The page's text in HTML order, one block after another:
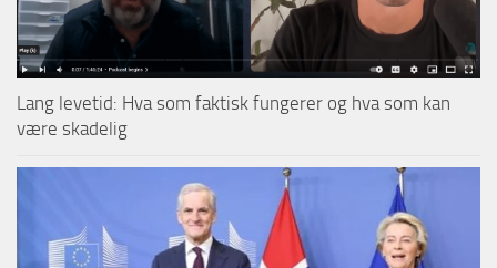
Lang levetid: Hva som faktisk fungerer og hva som kan
være skadelig